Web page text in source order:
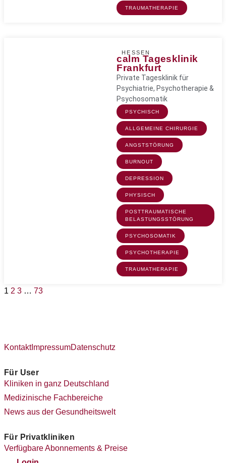
TRAUMATHERAPIE
HESSEN
calm Tagesklinik
Frankfurt
Private Tagesklinik für
Psychiatrie, Psychotherapie &
Psychosomatik
PSYCHISCH
ALLGEMEINE CHIRURGIE
ANGSTSTÖRUNG
BURNOUT
DEPRESSION
PHYSISCH
POSTTRAUMATISCHE
BELASTUNGSSTÖRUNG
PSYCHOSOMATIK
PSYCHOTHERAPIE
TRAUMATHERAPIE
1 2 3 … 73
KontaktImpressumDatenschutz
Für User
Kliniken in ganz Deutschland
Medizinische Fachbereiche
News aus der Gesundheitswelt
Für Privatkliniken
Verfügbare Abonnements & Preise